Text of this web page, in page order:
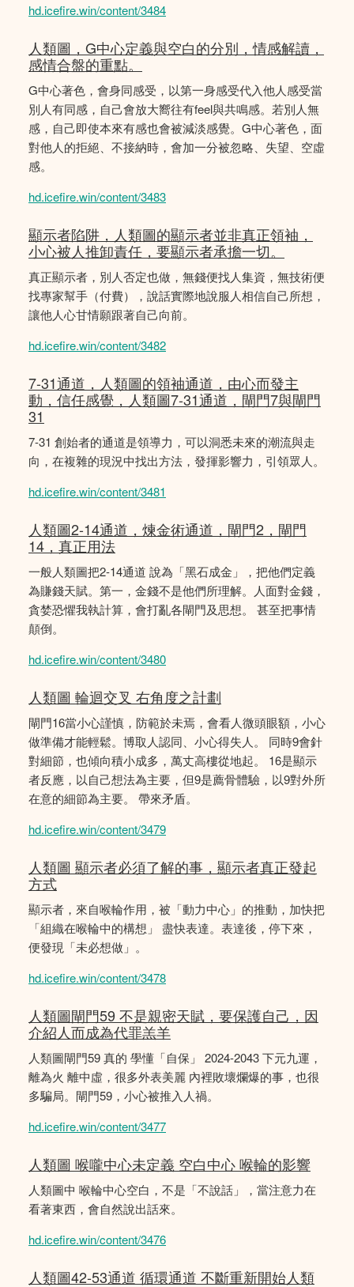
hd.icefire.win/content/3484
人類圖，G中心定義與空白的分別，情感解讀，
感情合盤的重點。
G中心著色，會身同感受，以第一身感受代入他人感受當
別人有同感，自己會放大嚮往有feel與共鳴感。若別人無
感，自己即使本來有感也會被減淡感覺。G中心著色，面
對他人的拒絕、不接納時，會加一分被忽略、失望、空虛
感。
hd.icefire.win/content/3483
顯示者陷阱，人類圖的顯示者並非真正領袖，
小心被人推卸責任，要顯示者承擔一切。
真正顯示者，別人否定也做，無錢便找人集資，無技術便
找專家幫手（付費），說話實際地說服人相信自己所想，
讓他人心甘情願跟著自己向前。
hd.icefire.win/content/3482
7-31通道，人類圖的領袖通道，由心而發主
動，信任感覺，人類圖7-31通道，閘門7與閘門
31
7-31 創始者的通道是領導力，可以洞悉未來的潮流與走
向，在複雜的現況中找出方法，發揮影響力，引領眾人。
hd.icefire.win/content/3481
人類圖2-14通道，煉金術通道，閘門2，閘門
14，真正用法
一般人類圖把2-14通道 說為「黑石成金」，把他們定義
為賺錢天賦。第一，金錢不是他們所理解。人面對金錢，
貪婪恐懼我執計算，會打亂各閘門及思想。 甚至把事情
顛倒。
hd.icefire.win/content/3480
人類圖 輪迴交叉 右角度之計劃
閘門16當小心謹慎，防範於未焉，會看人微頭眼額，小心
做準備才能輕鬆。博取人認同、小心得失人。 同時9會針
對細節，也傾向積小成多，萬丈高樓從地起。 16是顯示
者反應，以自己想法為主要，但9是薦骨體驗，以9對外所
在意的細節為主要。 帶來矛盾。
hd.icefire.win/content/3479
人類圖 顯示者必須了解的事，顯示者真正發起
方式
顯示者，來自喉輪作用，被「動力中心」的推動，加快把
「組織在喉輪中的構想」 盡快表達。表達後，停下來，
便發現「未必想做」。
hd.icefire.win/content/3478
人類圖閘門59 不是親密天賦，要保護自己，因
介紹人而成為代罪羔羊
人類圖閘門59 真的 學懂「自保」 2024-2043 下元九運，
離為火 離中虛，很多外表美麗 內裡敗壞爛爆的事，也很
多騙局。閘門59，小心被推入人禍。
hd.icefire.win/content/3477
人類圖 喉嚨中心未定義 空白中心 喉輪的影響
人類圖中 喉輪中心空白，不是「不說話」，當注意力在
看著東西，會自然說出話來。
hd.icefire.win/content/3476
人類圖42-53通道 循環通道 不斷重新開始人類